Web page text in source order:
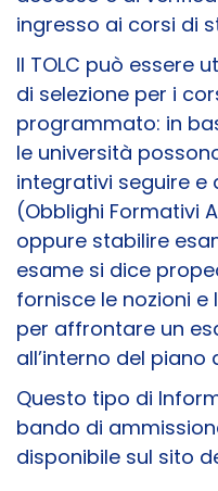
ingresso ai corsi di
Il TOLC può essere
di selezione per i
programmato: in
le università
integrativi seguire e
(Obblighi Formativi
oppure stabilire
esame si dice
fornisce le nozioni
per affrontare un
all’interno del piano
Questo tipo di
bando di
disponibile sul sito